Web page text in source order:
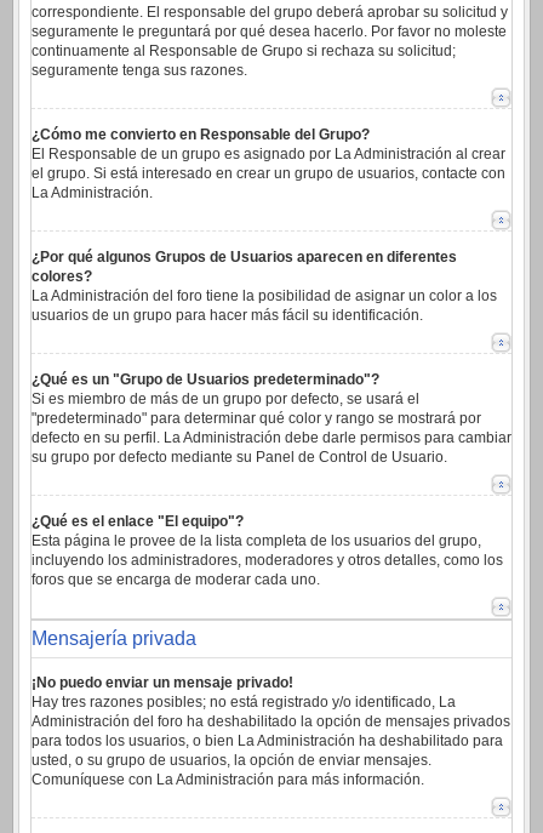
correspondiente. El responsable del grupo deberá aprobar su solicitud y
seguramente le preguntará por qué desea hacerlo. Por favor no moleste
continuamente al Responsable de Grupo si rechaza su solicitud;
seguramente tenga sus razones.
¿Cómo me convierto en Responsable del Grupo?
El Responsable de un grupo es asignado por La Administración al crear
el grupo. Si está interesado en crear un grupo de usuarios, contacte con
La Administración.
¿Por qué algunos Grupos de Usuarios aparecen en diferentes
colores?
La Administración del foro tiene la posibilidad de asignar un color a los
usuarios de un grupo para hacer más fácil su identificación.
¿Qué es un "Grupo de Usuarios predeterminado"?
Si es miembro de más de un grupo por defecto, se usará el
"predeterminado" para determinar qué color y rango se mostrará por
defecto en su perfil. La Administración debe darle permisos para cambiar
su grupo por defecto mediante su Panel de Control de Usuario.
¿Qué es el enlace "El equipo"?
Esta página le provee de la lista completa de los usuarios del grupo,
incluyendo los administradores, moderadores y otros detalles, como los
foros que se encarga de moderar cada uno.
Mensajería privada
¡No puedo enviar un mensaje privado!
Hay tres razones posibles; no está registrado y/o identificado, La
Administración del foro ha deshabilitado la opción de mensajes privados
para todos los usuarios, o bien La Administración ha deshabilitado para
usted, o su grupo de usuarios, la opción de enviar mensajes.
Comuníquese con La Administración para más información.